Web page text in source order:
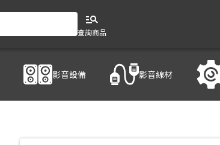
manage_search
查詢商品
影音設備 影音線材